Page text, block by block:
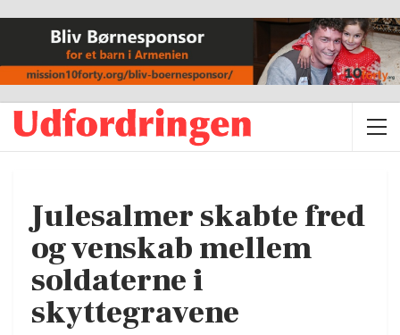
Julesalmer skabte fred
og venskab mellem
soldaterne i
skyttegravene